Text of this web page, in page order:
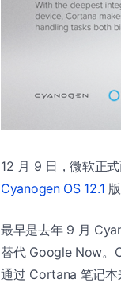
12 月 9 日，微软正
Cyanogen OS 12.1
最早是去年 9 月
替代 Google Now。
通过 Cortana 笔记本